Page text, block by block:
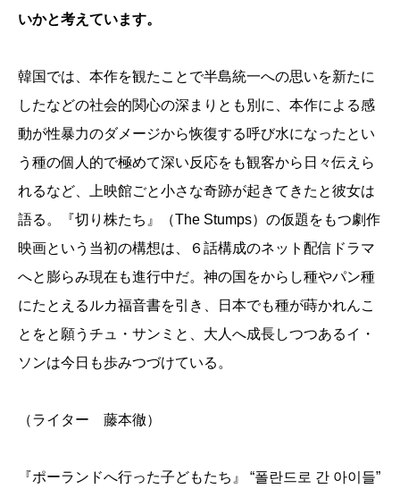
いかと考えています。
韓国では、本作を観たことで半島統一への思いを新たに
したなどの社会的関心の深まりとも別に、本作による感
動が性暴力のダメージから恢復する呼び水になったとい
う種の個人的で極めて深い反応をも観客から日々伝えら
れるなど、上映館ごと小さな奇跡が起きてきたと彼女は
語る。『切り株たち』（The Stumps）の仮題をもつ劇作
映画という当初の構想は、６話構成のネット配信ドラマ
へと膨らみ現在も進行中だ。神の国をからし種やパン種
にたとえるルカ福音書を引き、日本でも種が蒔かれんこ
とをと願うチュ・サンミと、大人へ成長しつつあるイ・
ソンは今日も歩みつづけている。
（ライター 藤本徹）
『ポーランドへ行った子どもたち』 “폴란드로 간 아이들”